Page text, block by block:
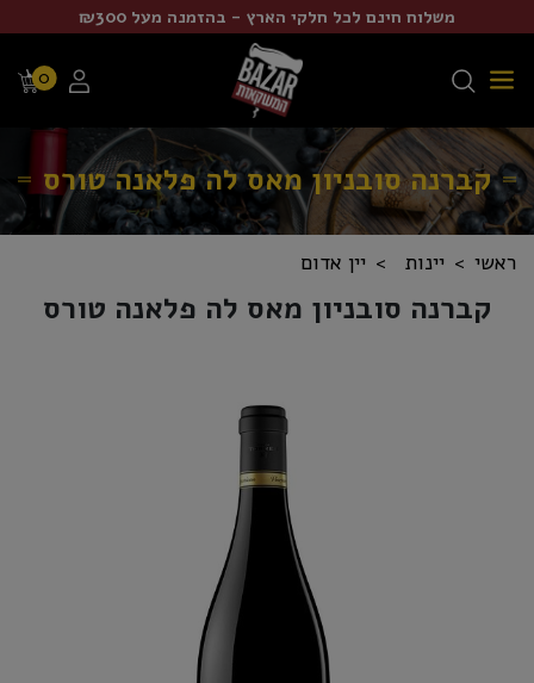
משלוח חינם לכל חלקי הארץ - בהזמנה מעל ₪300
0
קברנה סובניון מאס לה פלאנה טורס
ראשי יינות יין אדום
קברנה סובניון מאס לה פלאנה טורס